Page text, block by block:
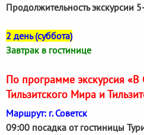
Продолжительность экскурсии
2 день (суббота)
Завтрак в гостинице
По программе экскурсия «В
Тильзитского Мира и
Маршрут: г. Советск
09:00 посадка от гостиницы